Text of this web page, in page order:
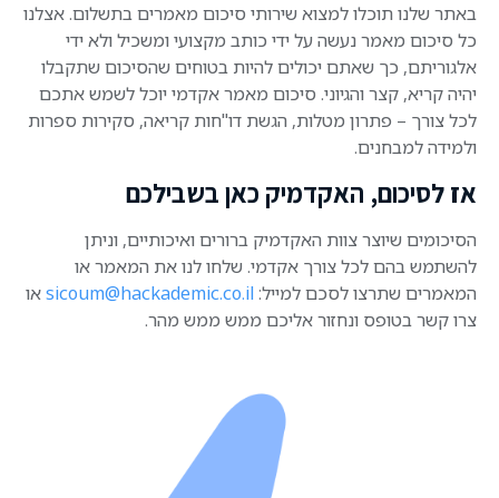
באתר שלנו תוכלו למצוא שירותי סיכום מאמרים בתשלום. אצלנו
כל סיכום מאמר נעשה על ידי כותב מקצועי ומשכיל ולא ידי
אלגוריתם, כך שאתם יכולים להיות בטוחים שהסיכום שתקבלו
יהיה קריא, קצר והגיוני. סיכום מאמר אקדמי יוכל לשמש אתכם
לכל צורך – פתרון מטלות, הגשת דו"חות קריאה, סקירות ספרות
ולמידה למבחנים.
אז לסיכום, האקדמיק כאן בשבילכם
הסיכומים שיוצר צוות האקדמיק ברורים ואיכותיים, וניתן
להשתמש בהם לכל צורך אקדמי. שלחו לנו את המאמר או
המאמרים שתרצו לסכם למייל:sicoum@hackademic.co.ilאו
צרו קשר בטופס ונחזור אליכם ממש ממש מהר.